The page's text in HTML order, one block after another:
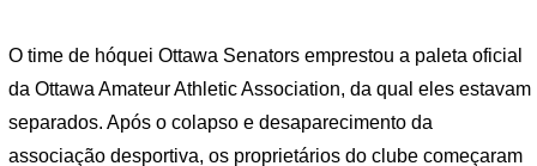
O time de hóquei Ottawa Senators emprestou a paleta oficial
da Ottawa Amateur Athletic Association, da qual eles estavam
separados. Após o colapso e desaparecimento da
associação desportiva, os proprietários do clube começaram